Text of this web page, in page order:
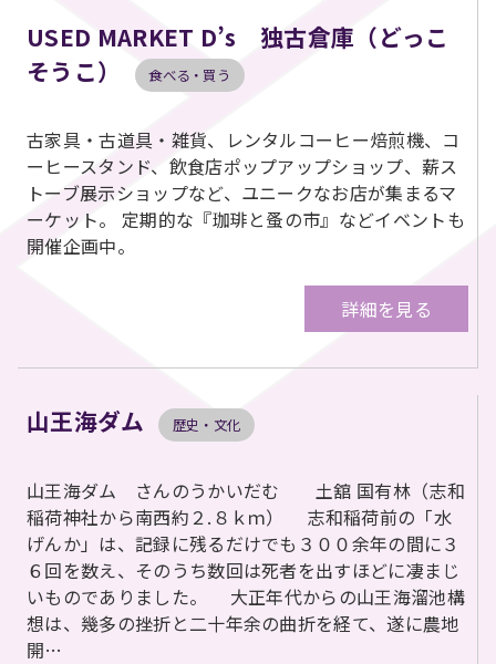
USED MARKET D’s 独古倉庫（どっこ
そうこ）
食べる・買う
古家具・古道具・雑貨、レンタルコーヒー焙煎機、コ
ーヒースタンド、飲食店ポップアップショップ、薪ス
トーブ展示ショップなど、ユニークなお店が集まるマ
ーケット。 定期的な『珈琲と蚤の市』などイベントも
開催企画中。
詳細を見る
山王海ダム 歴史・文化
山王海ダム さんのうかいだむ 土舘 国有林（志和
稲荷神社から南西約２.８ｋｍ） 志和稲荷前の「水
げんか」は、記録に残るだけでも３００余年の間に３
６回を数え、そのうち数回は死者を出すほどに凄まじ
いものでありました。 大正年代からの山王海溜池構
想は、幾多の挫折と二十年余の曲折を経て、遂に農地
開…